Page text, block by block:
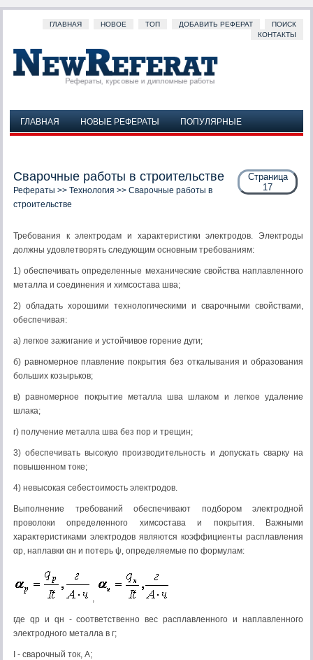
ГЛАВНАЯ НОВОЕ ТОП ДОБАВИТЬ РЕФЕРАТ
ПОИСК
КОНТАКТЫ
ГЛАВНАЯ НОВЫЕ РЕФЕРАТЫ
ПОПУЛЯРНЫЕ
Страница
17
Сварочные работы в строительстве
Рефераты >> Технология >> Сварочные работы в
строительстве
Требования к электродам и характеристики электродов. Электроды
должны удовлетворять следующим основным требованиям:
1) обеспечивать определенные механические свойства наплавленного
металла и соединения и химсостава шва;
2) обладать хорошими технологическими и сварочными свойствами,
обеспечивая:
а) легкое зажигание и устойчивое горение дуги;
б) равномерное плавление покрытия без откалывания и образования
больших козырьков;
в) равномерное покрытие металла шва шлаком и легкое удаление
шлака;
г) получение металла шва без пор и трещин;
3) обеспечивать высокую производительность и допускать сварку на
повышенном токе;
4) невысокая себестоимость электродов.
Выполнение требований обеспечивают подбором электродной
проволоки определенного химсостава и покрытия. Важными
характеристиками электродов являются коэффициенты расплавления
αр, наплавки αн и потерь ψ, определяемые по формулам:
,
где qp и qн - соответственно вес расплавленного и наплавленного
электродного металла в г;
I - сварочный ток, А;